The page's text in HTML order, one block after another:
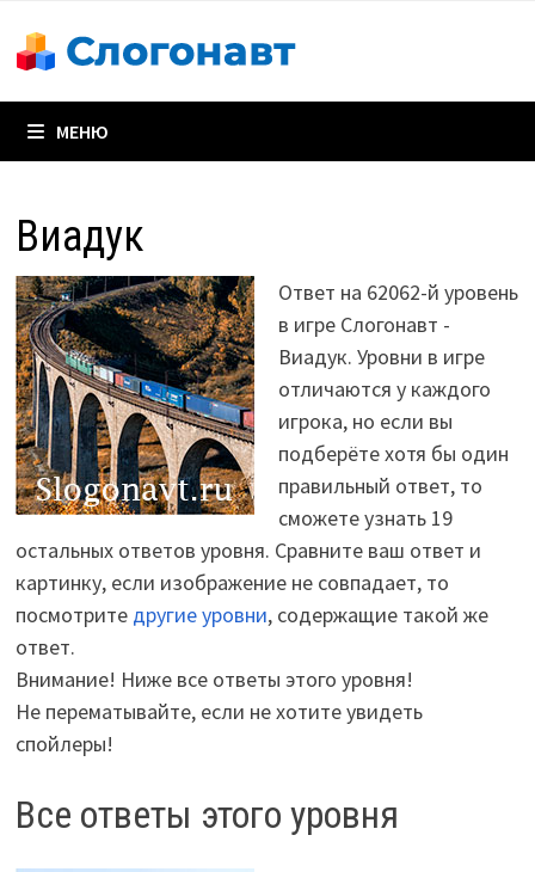
содержимому
МЕНЮ
Виадук
Ответ на 62062-й уровень
в игре Слогонавт -
Виадук. Уровни в игре
отличаются у каждого
игрока, но если вы
подберёте хотя бы один
правильный ответ, то
сможете узнать 19
остальных ответов уровня. Сравните ваш ответ и
картинку, если изображение не совпадает, то
посмотрите другие уровни, содержащие такой же
ответ.
Внимание! Ниже все ответы этого уровня!
Не перематывайте, если не хотите увидеть
спойлеры!
Все ответы этого уровня